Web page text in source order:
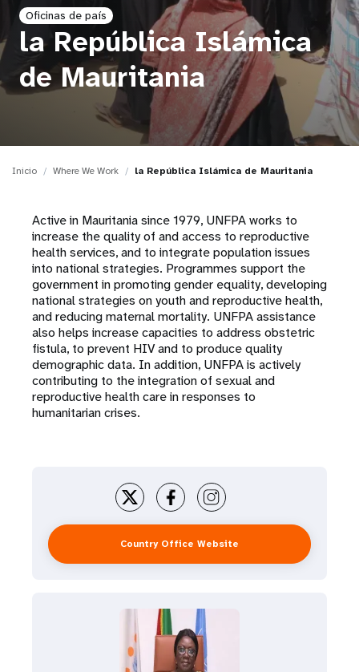
t
i
o
Oficinas de país
la República Islámica
de Mauritania
Inicio Where We Work la República Islámica de Mauritania
Active in Mauritania since 1979, UNFPA works to
increase the quality of and access to reproductive
health services, and to integrate population issues
into national strategies. Programmes support the
government in promoting gender equality, developing
national strategies on youth and reproductive health,
and reducing maternal mortality. UNFPA assistance
also helps increase capacities to address obstetric
fistula, to prevent HIV and to produce quality
demographic data. In addition, UNFPA is actively
contributing to the integration of sexual and
reproductive health care in responses to
humanitarian crises.
Country Office Website